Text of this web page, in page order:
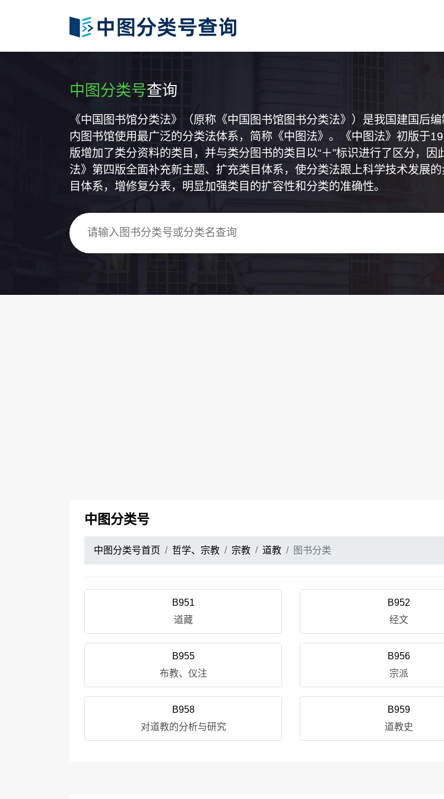
中图分类号查询
《中国图书馆分类法》（原称《中国图书馆图书分类法》）是我国建国后
内图书馆使用最广泛的分类法体系，简称《中图法》。《中图法》初版于
版增加了类分资料的类目，并与类分图书的类目以“＋”标识进行了区分，
法》第四版全面补充新主题、扩充类目体系，使分类法跟上科学技术发展
目体系，增修复分表，明显加强类目的扩容性和分类的准确性。
中图分类号
中图分类号首页 哲学、宗教 宗教 道教 图书分类
B951
道藏
B952
经文
B955
布教、仪注
B956
宗派
B958
对道教的分析与研究
B959
道教史